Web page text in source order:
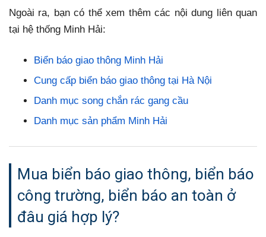
Ngoài ra, bạn có thể xem thêm các nội dung liên quan
tại hệ thống Minh Hải:
Biển báo giao thông Minh Hải
Cung cấp biển báo giao thông tại Hà Nội
Danh mục song chắn rác gang cầu
Danh mục sản phẩm Minh Hải
Mua biển báo giao thông, biển báo
công trường, biển báo an toàn ở
đâu giá hợp lý?